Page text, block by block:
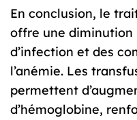
En conclusion, le
offre une
d’infection et des
l’anémie. Les
permettent
d’hémoglobine,